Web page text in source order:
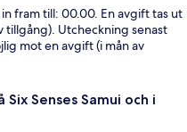
fram till: 00.00. En avgift tas ut
tillgång). Utcheckning senast
mot en avgift (i mån av
Senses Samui och i